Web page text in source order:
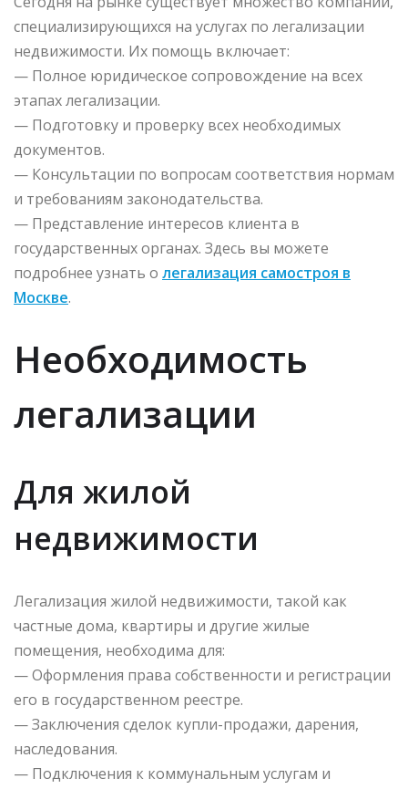
специализирующихся на услугах по легализации
недвижимости. Их помощь включает:
— Полное юридическое сопровождение на всех
этапах легализации.
— Подготовку и проверку всех необходимых
документов.
— Консультации по вопросам соответствия нормам
и требованиям законодательства.
— Представление интересов клиента в
государственных органах. Здесь вы можете
подробнее узнать о легализация самостроя в
Москве.
Необходимость
легализации
Для жилой
недвижимости
Легализация жилой недвижимости, такой как
частные дома, квартиры и другие жилые
помещения, необходима для:
— Оформления права собственности и регистрации
его в государственном реестре.
— Заключения сделок купли-продажи, дарения,
наследования.
— Подключения к коммунальным услугам и